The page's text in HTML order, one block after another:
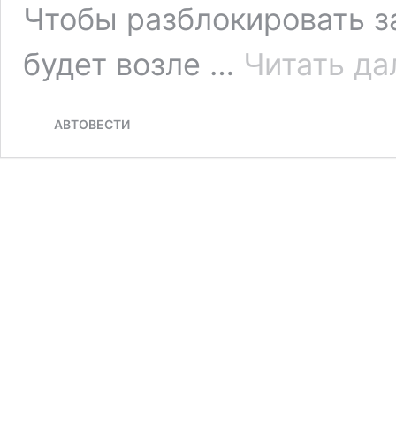
Чтобы разблоки­ровать
будет возле … Читать
АВТОВЕСТИ